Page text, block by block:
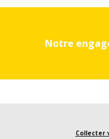
Notre
Collecter